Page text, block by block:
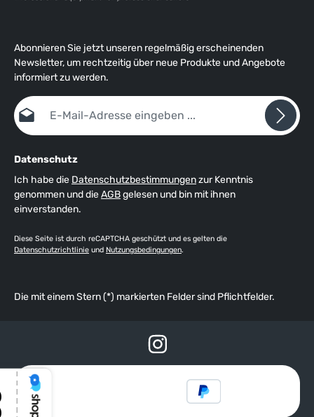
Abonnieren Sie jetzt unseren regelmäßig erscheinenden
Newsletter, um rechtzeitig über neue Produkte und Angebote
informiert zu werden.
E-Mail-Adresse*
Datenschutz
Ich habe die Datenschutzbestimmungenzur Kenntnis
genommen und dieAGBgelesen und bin mit ihnen
einverstanden.
Diese Seite ist durch reCAPTCHA geschützt und es gelten die
Datenschutzrichtlinie und Nutzungsbedingungen.
Die mit einem Stern (*) markierten Felder sind Pflichtfelder.